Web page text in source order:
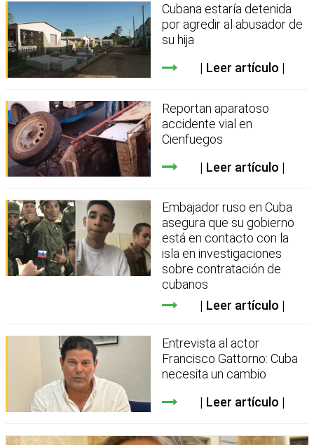
Cubana estaría detenida
por agredir al abusador de
su hija
Leer artículo
Reportan aparatoso
accidente vial en
Cienfuegos
Leer artículo
Embajador ruso en Cuba
asegura que su gobierno
está en contacto con la
isla en investigaciones
sobre contratación de
cubanos
Leer artículo
Entrevista al actor
Francisco Gattorno: Cuba
necesita un cambio
Leer artículo